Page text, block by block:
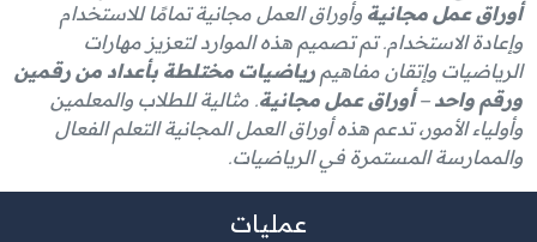
أوراق عمل مجانية وأوراق العمل مجانية تمامًا للاستخدام
وإعادة الاستخدام. تم تصميم هذه الموارد لتعزيز مهارات
الرياضيات وإتقان مفاهيمرياضيات مختلطة بأعداد من رقمين
ورقم واحد – أوراق عمل مجانية. مثالية للطلاب والمعلمين
وأولياء الأمور، تدعم هذه أوراق العمل المجانية التعلم الفعال
والممارسة المستمرة في الرياضيات.
عمليات